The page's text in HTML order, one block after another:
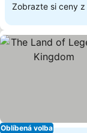
Zobrazte si ceny z
Oblíbená volba